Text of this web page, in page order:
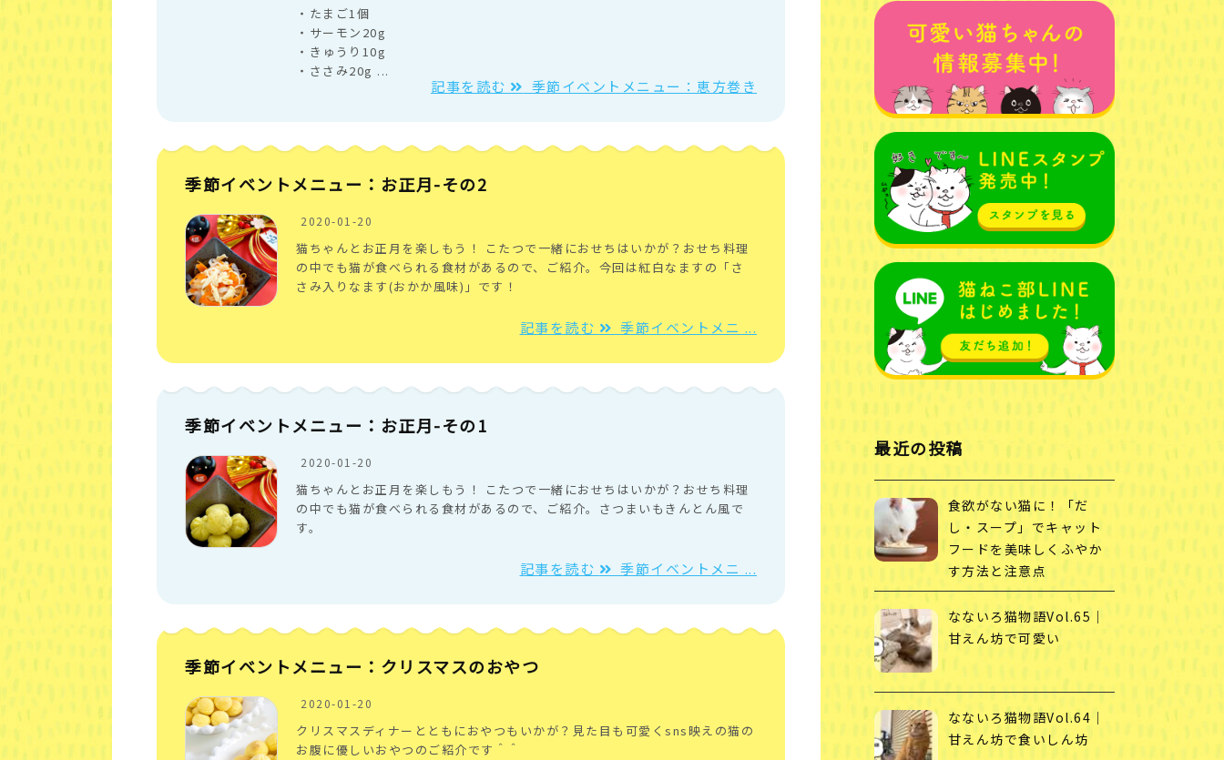
・たまご1個
・サーモン20g
・きゅうり10g
・ささみ20g ...
記事を読む 季節イベントメニュー：恵方巻き
季節イベントメニュー：お正月-その2
2020-01-20
猫ちゃんとお正月を楽しもう！ こたつで一緒におせちはいかが？おせち料理
の中でも猫が食べられる食材があるので、ご紹介。今回は紅白なますの「さ
さみ入りなます(おかか風味)」です！
記事を読む 季節イベントメニ ...
季節イベントメニュー：お正月-その1
2020-01-20
猫ちゃんとお正月を楽しもう！ こたつで一緒におせちはいかが？おせち料理
の中でも猫が食べられる食材があるので、ご紹介。さつまいもきんとん風で
す。
記事を読む 季節イベントメニ ...
季節イベントメニュー：クリスマスのおやつ
2020-01-20
クリスマスディナーとともにおやつもいかが？見た目も可愛くsns映えの猫の
お腹に優しいおやつのご紹介です＾＾
最近の投稿
食欲がない猫に！「だ
し・スープ」でキャット
フードを美味しくふやか
す方法と注意点
なないろ猫物語Vol.65｜
甘えん坊で可愛い
なないろ猫物語Vol.64｜
甘えん坊で食いしん坊